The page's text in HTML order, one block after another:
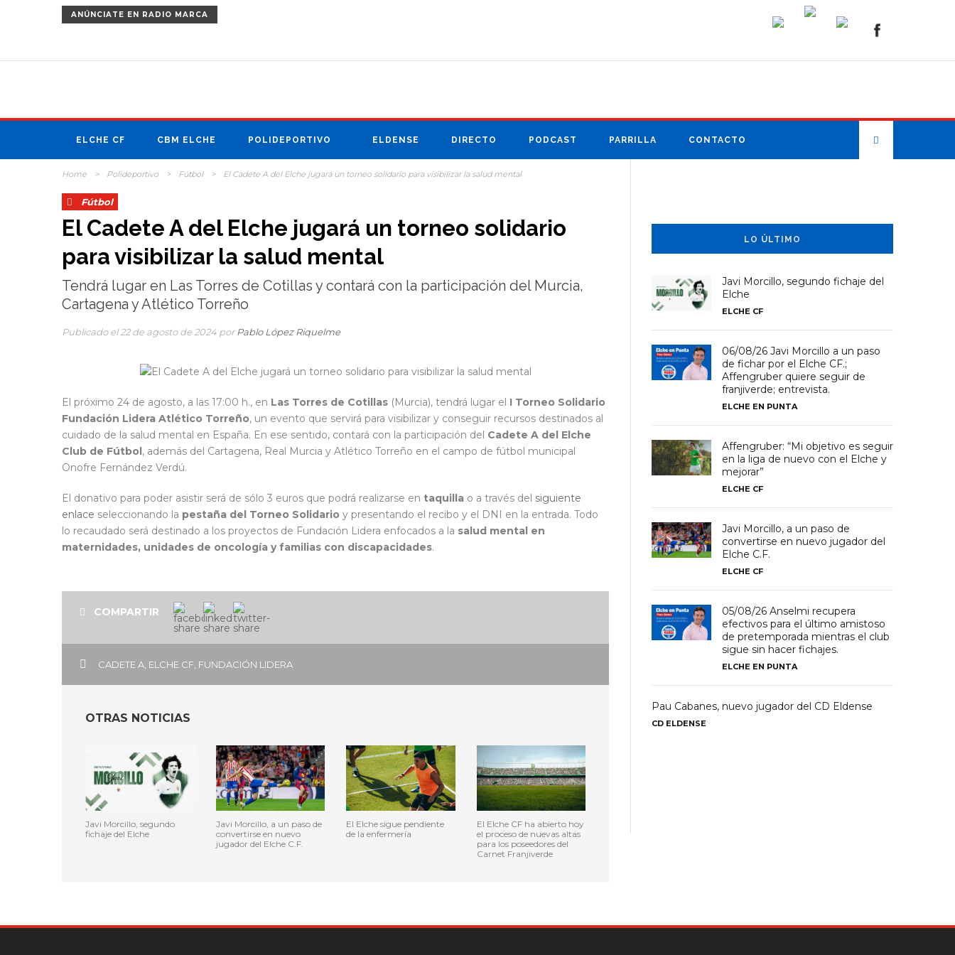
ANÚNCIATE EN RADIO MARCA
ELCHE CF CBM ELCHE POLIDEPORTIVO ELDENSE DIRECTO PODCAST PARRILLA CONTACTO
Home > Polideportivo > Fútbol > El Cadete A del Elche jugará un torneo solidario para visibilizar la salud mental
Fútbol
El Cadete A del Elche jugará un torneo solidario
para visibilizar la salud mental
Tendrá lugar en Las Torres de Cotillas y contará con la participación del Murcia,
Cartagena y Atlético Torreño
Publicado el 22 de agosto de 2024 por Pablo López Riquelme
El próximo 24 de agosto, a las 17:00 h., en Las Torres de Cotillas (Murcia), tendrá lugar el I Torneo Solidario
Fundación Lidera Atlético Torreño, un evento que servirá para visibilizar y conseguir recursos destinados al
cuidado de la salud mental en España. En ese sentido, contará con la participación del Cadete A del Elche
Club de Fútbol, además del Cartagena, Real Murcia y Atlético Torreño en el campo de fútbol municipal
Onofre Fernández Verdú.
El donativo para poder asistir será de sólo 3 euros que podrá realizarse en taquilla o a través del siguiente
enlace seleccionando la pestaña del Torneo Solidario y presentando el recibo y el DNI en la entrada. Todo
lo recaudado será destinado a los proyectos de Fundación Lidera enfocados a la salud mental en
maternidades, unidades de oncología y familias con discapacidades.
COMPARTIR
CADETE A ELCHE CF FUNDACIÓN LIDERA
OTRAS NOTICIAS
Javi Morcillo, segundo
fichaje del Elche
Javi Morcillo, a un paso de
convertirse en nuevo
jugador del Elche C.F.
El Elche sigue pendiente
de la enfermería
El Elche CF ha abierto hoy
el proceso de nuevas altas
para los poseedores del
Carnet Franjiverde
LO ÚLTIMO
Javi Morcillo, segundo fichaje del
Elche
ELCHE CF
06/08/26 Javi Morcillo a un paso
de fichar por el Elche CF.;
Affengruber quiere seguir de
franjiverde; entrevista.
ELCHE EN PUNTA
Affengruber: “Mi objetivo es seguir
en la liga de nuevo con el Elche y
mejorar”
ELCHE CF
Javi Morcillo, a un paso de
convertirse en nuevo jugador del
Elche C.F.
ELCHE CF
05/08/26 Anselmi recupera
efectivos para el último amistoso
de pretemporada mientras el club
sigue sin hacer fichajes.
ELCHE EN PUNTA
Pau Cabanes, nuevo jugador del CD Eldense
CD ELDENSE